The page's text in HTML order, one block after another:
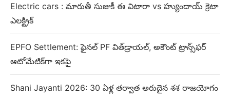
Electric cars : మారుతీ సుజుకీ ఈ విటారా vs హ్యుందాయ్ క్రెటా
ఎలక్ట్రిక్
EPFO Settlement: ఫైనల్ PF విత్‌డ్రాయల్, అకౌంట్ ట్రాన్స్‌ఫర్
ఆటోమేటిక్‌గా ఇకపై
Shani Jayanti 2026: 30 ఏళ్ల తర్వాత అరుదైన శశ రాజయోగం